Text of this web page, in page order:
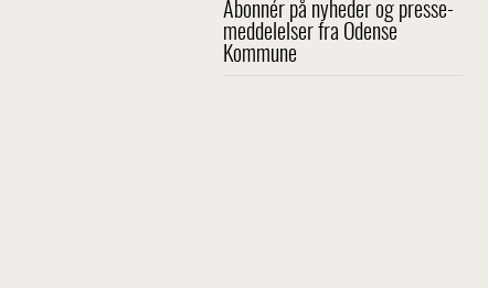
Abonnér på nyheder og presse-
meddelelser fra Odense
Kommune